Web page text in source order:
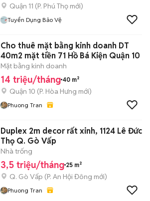
Quận 11 (P. Phú Thọ mới)
Tuyển Dụng Bảo Vệ
Cho thuê mặt bằng kinh doanh DT
40m2 mặt tiền 71 Hồ Bá Kiện Quận 10
Mặt bằng kinh doanh
14 triệu/tháng 40 m²
Quận 10 (P. Hòa Hưng mới)
Phuong Tran
Duplex 2m decor rất xinh, 1124 Lê Đức
Thọ Q. Gò Vấp
Nhà trống
3,5 triệu/tháng 25 m²
Q. Gò Vấp (P. An Hội Đông mới)
Phuong Tran